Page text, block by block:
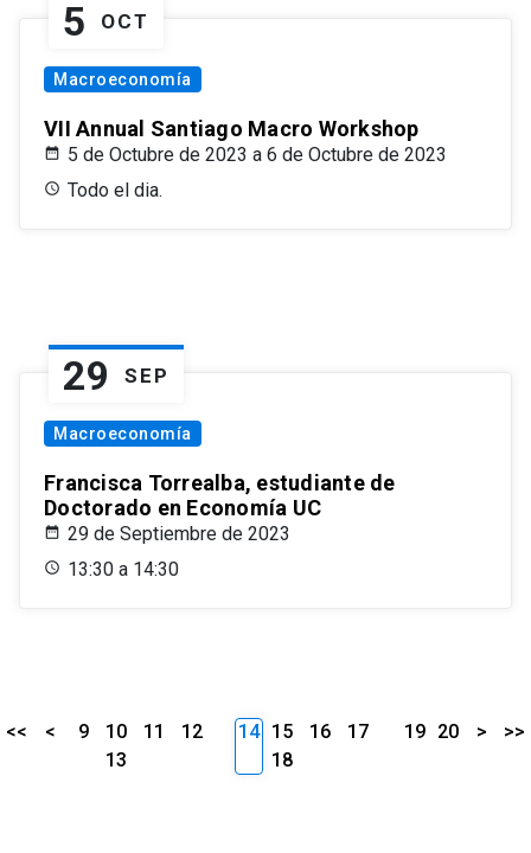
5 OCT
Macroeconomía
VII Annual Santiago Macro Workshop
5 de Octubre de 2023 a 6 de Octubre de 2023
Todo el dia.
29 SEP
Macroeconomía
Francisca Torrealba, estudiante de
Doctorado en Economía UC
29 de Septiembre de 2023
13:30 a 14:30
<< < 9 10 11
12
13
14 15 16
17
18
19 20 > >>